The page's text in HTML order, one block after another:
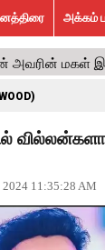
அக்கம்
2024 11:35:28 AM